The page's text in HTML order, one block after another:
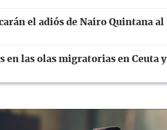
el adiós de Nairo Quintana al
en las olas migratorias en Ceuta y